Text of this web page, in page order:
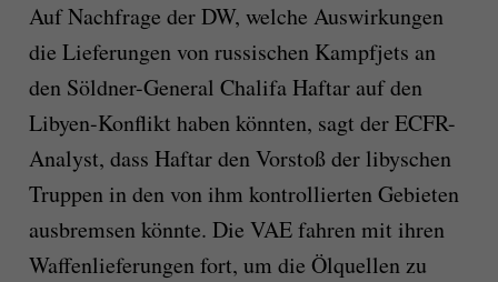
Auf Nachfrage der DW, welche Auswirkungen
die Lieferungen von russischen Kampfjets an
den Söldner-General Chalifa Haftar auf den
Libyen-Konflikt haben könnten, sagt der ECFR-
Analyst, dass Haftar den Vorstoß der libyschen
Truppen in den von ihm kontrollierten Gebieten
ausbremsen könnte. Die VAE fahren mit ihren
Waffenlieferungen fort, um die Ölquellen zu